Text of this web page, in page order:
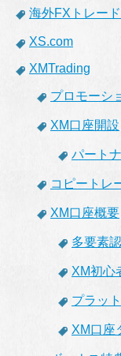
海外FXトレー
XS.com
XMTrading
プロモーシ
XM口座開設
パート
コピートレ
XM口座概要
多要素
XM初心
プラッ
XM口座